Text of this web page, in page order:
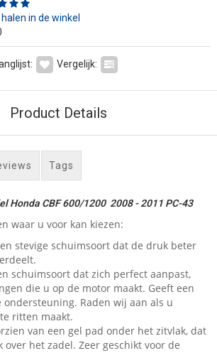
in de winkel
Vergelijk:
Product Details
Tags
Honda CBF 600/1200 2008 - 2011 PC-43
waar u voor kan kiezen:
stevige schuimsoort dat de druk beter
schuimsoort dat zich perfect aanpast,
die u op de motor maakt. Geeft een
ondersteuning. Raden wij aan als u
ritten maakt.
van een gel pad onder het zitvlak, dat
het zadel. Zeer geschikt voor de